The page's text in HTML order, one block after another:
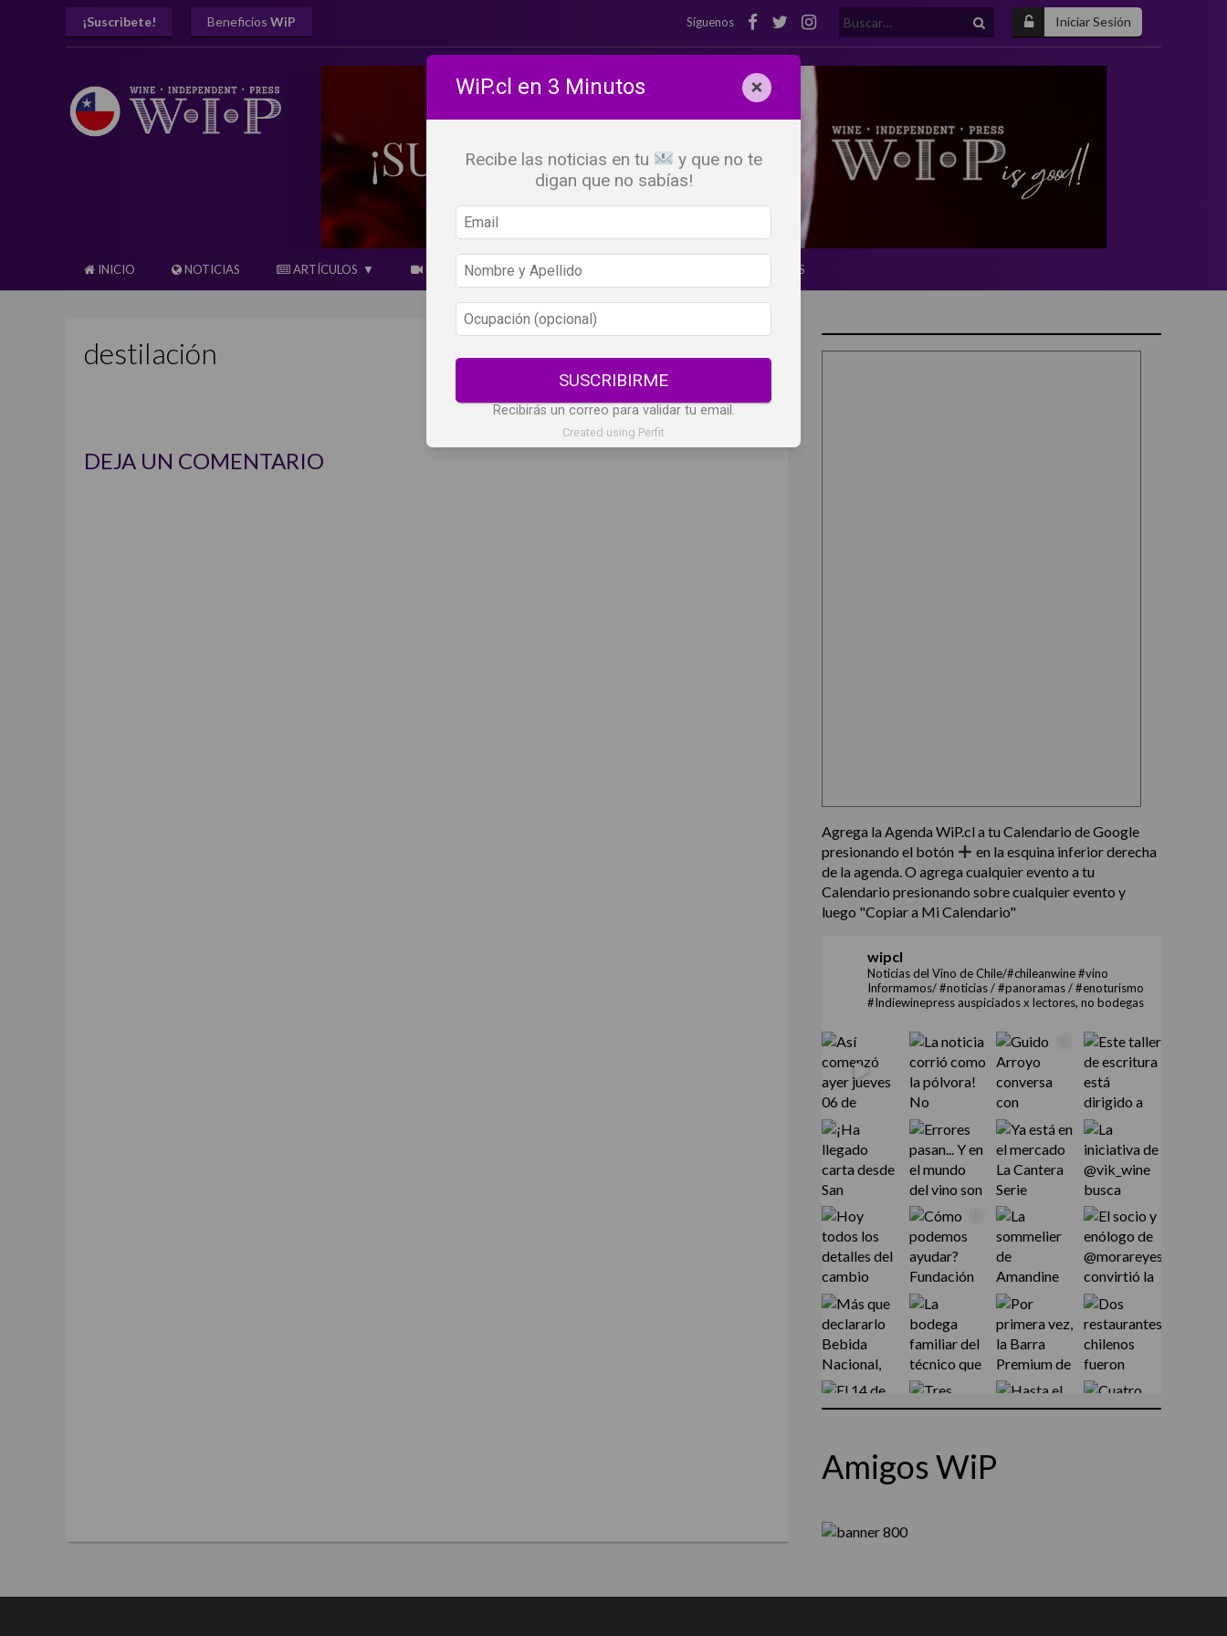
Iniciar Sesión
¡Suscribete! Beneficios WiP Buscar:
Síguenos
INICIO NOTICIAS ARTÍCULOS BEBER X LOS OJOS GLOSARIO DEL VINO PANORAMAS
destilación
Comparte
DEJA UN COMENTARIO
Agrega la Agenda WiP.cl a tu Calendario de Google
presionando el botón
en la esquina inferior derecha
de la agenda. O agrega cualquier evento a tu
Calendario presionando sobre cualquier evento y
luego "Copiar a Mi Calendario"
wipcl
Noticias del Vino de Chile/#chileanwine #vino
Informamos/ #noticias / #panoramas / #enoturismo
#Indiewinepress auspiciados x lectores, no bodegas
Amigos WiP
WiP.cl en 3 Minutos ×
Recibe las noticias en tu
y que no te
digan que no sabías!
SUSCRIBIRME
Recibirás un correo para validar tu email.
Created using Perfit